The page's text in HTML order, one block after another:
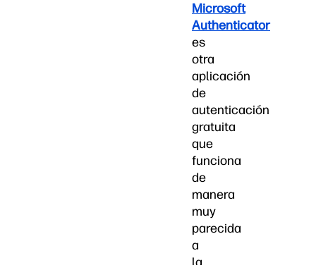
Microsoft
Authenticator
es
otra
aplicación
de
autenticación
gratuita
que
funciona
de
manera
muy
parecida
a